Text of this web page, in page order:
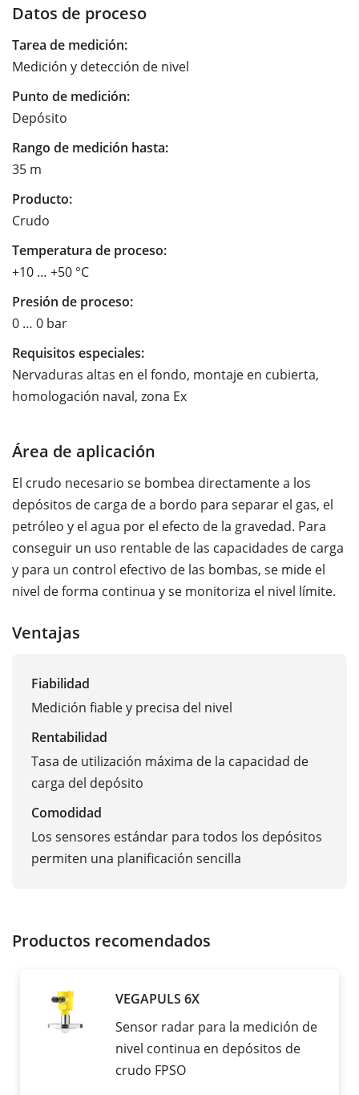
Datos de proceso
Tarea de medición:
Medición y detección de nivel
Punto de medición:
Depósito
Rango de medición hasta:
35 m
Producto:
Crudo
Temperatura de proceso:
+10 … +50 °C
Presión de proceso:
0 … 0 bar
Requisitos especiales:
Nervaduras altas en el fondo, montaje en cubierta,
homologación naval, zona Ex
Área de aplicación
El crudo necesario se bombea directamente a los
depósitos de carga de a bordo para separar el gas, el
petróleo y el agua por el efecto de la gravedad. Para
conseguir un uso rentable de las capacidades de carga
y para un control efectivo de las bombas, se mide el
nivel de forma continua y se monitoriza el nivel límite.
Ventajas
Fiabilidad
Medición fiable y precisa del nivel
Rentabilidad
Tasa de utilización máxima de la capacidad de
carga del depósito
Comodidad
Los sensores estándar para todos los depósitos
permiten una planificación sencilla
Productos recomendados
VEGAPULS 6X
Sensor radar para la medición de
nivel continua en depósitos de
crudo FPSO